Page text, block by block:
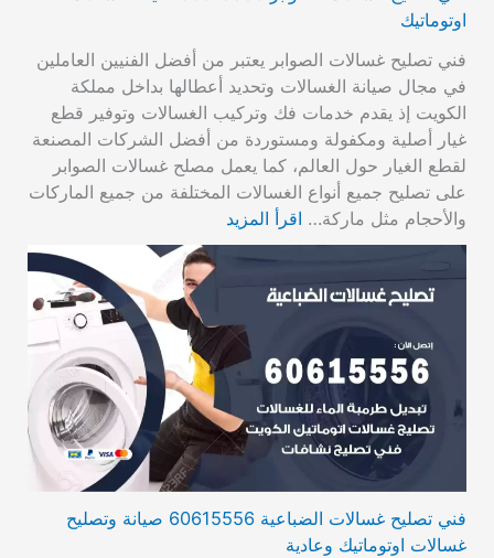
اوتوماتيك
فني تصليح غسالات الصوابر يعتبر من أفضل الفنيين العاملين
في مجال صيانة الغسالات وتحديد أعطالها بداخل مملكة
الكويت إذ يقدم خدمات فك وتركيب الغسالات وتوفير قطع
غيار أصلية ومكفولة ومستوردة من أفضل الشركات المصنعة
لقطع الغيار حول العالم، كما يعمل مصلح غسالات الصوابر
على تصليح جميع أنواع الغسالات المختلفة من جميع الماركات
والأحجام مثل ماركة… اقرأ المزيد
فني تصليح غسالات الضباعية 60615556 صيانة وتصليح
غسالات اوتوماتيك وعادية